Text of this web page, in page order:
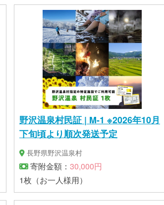
野沢温泉村民証 | M-1 ※2026年10月
下旬頃より順次発送予定
長野県野沢温泉村
寄附金額： 30,000円
1枚（お一人様用）